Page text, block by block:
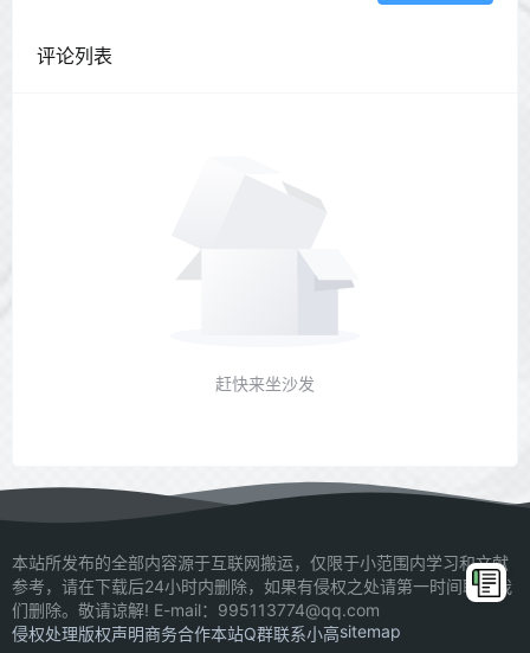
评论列表
赶快来坐沙发
本站所发布的全部内容源于互联网搬运，仅限于小范围内学习和文献
参考，请在下载后24小时内删除，如果有侵权之处请第一时间联系我
们删除。敬请谅解! E-mail：995113774@qq.com
侵权处理版权声明商务合作本站Q群联系小高sitemap